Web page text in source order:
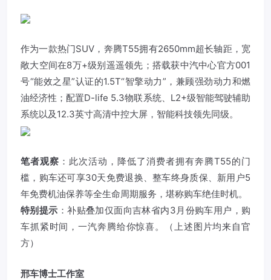
作为一款热门SUV，奔腾T55拥有2650mm超长轴距，宽
敞大空间在8万+级别遥遥领先；搭载获中汽中心官方001
号“能效之星”认证的1.5T“智擎动力”，兼顾强劲动力和燃
油经济性；配置D-life 5.3物联系统、L2+级智能驾驶辅助
系统以及12.3英寸高清中控大屏，智能科技领先同级。
笔者观察 ：此次活动，降低了消费者拥有奔腾T55的门
槛，购车还可享30天免费退换、整车终身质保、新用户5
年免费机油保养等全生命周期服务，堪称购车绝佳时机。
特别提示 ：补贴叠加仅面向吉林省内3月份购车用户，购
车抓紧时间，一汽奔腾给你惊喜。（上述图片均来自官
方）
邢车博士工作室